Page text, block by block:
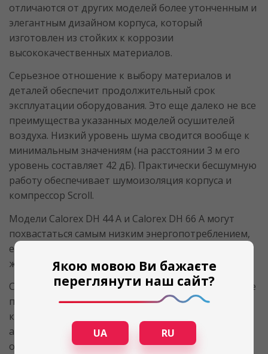
отличаются от других моделей более утонченным и
элегантным дизайном корпуса, который
изготовлен из стойких к коррозии
высококачественных материалов.
Серьезное отношение к выбору материалов и
деталей обеспечит продолжительный срок
эксплуатации оборудования. Это еще далеко не все
преимущества указанных моделей осушителей
воздуха. Низкий уровень шума сводится вообще к
минимальным значениям (на расстоянии 3 м его
уровень составляет 42 дБ). Практически бесшумную
работу обеспечивает шумоизоляция корпуса и
компрессор Scroll.
Модели Calorex DH 44 A и Calorex DH 66 A могут
похвастаться самым низким энергопотреблением,
если сравнивать их с другими осушителями такой
же производительности.
Самостоятельно можно выбирать как направление
подачи сухого воздуха, так и стороны отведения
конденсата. Монтаж оборудования также
адаптирован под потребности заказчика – эти
осушители подходят как для напольного, так и
Якою мовою Ви бажаєте
переглянути наш сайт?
UA RU